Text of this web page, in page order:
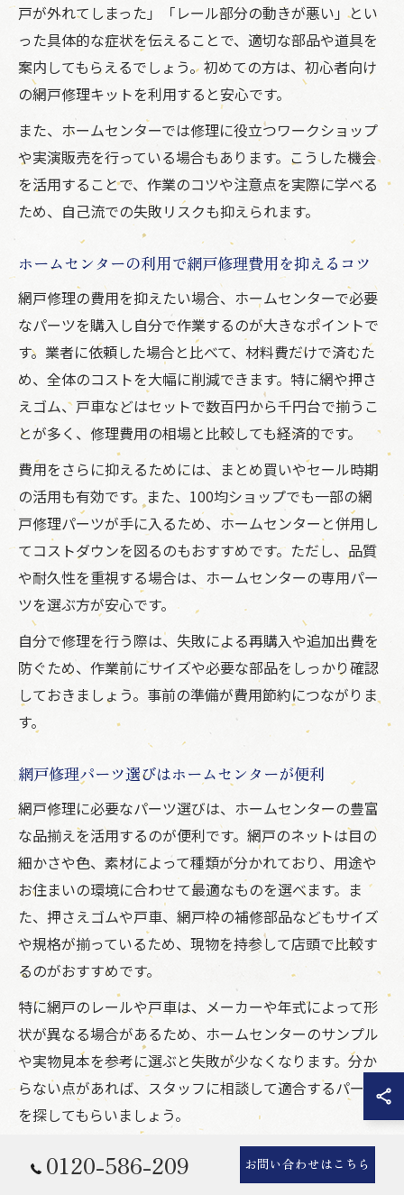
戸が外れてしまった」「レール部分の動きが悪い」とい
った具体的な症状を伝えることで、適切な部品や道具を
案内してもらえるでしょう。初めての方は、初心者向け
の網戸修理キットを利用すると安心です。
また、ホームセンターでは修理に役立つワークショップ
や実演販売を行っている場合もあります。こうした機会
を活用することで、作業のコツや注意点を実際に学べる
ため、自己流での失敗リスクも抑えられます。
ホームセンターの利用で網戸修理費用を抑えるコツ
網戸修理の費用を抑えたい場合、ホームセンターで必要
なパーツを購入し自分で作業するのが大きなポイントで
す。業者に依頼した場合と比べて、材料費だけで済むた
め、全体のコストを大幅に削減できます。特に網や押さ
えゴム、戸車などはセットで数百円から千円台で揃うこ
とが多く、修理費用の相場と比較しても経済的です。
費用をさらに抑えるためには、まとめ買いやセール時期
の活用も有効です。また、100均ショップでも一部の網
戸修理パーツが手に入るため、ホームセンターと併用し
てコストダウンを図るのもおすすめです。ただし、品質
や耐久性を重視する場合は、ホームセンターの専用パー
ツを選ぶ方が安心です。
自分で修理を行う際は、失敗による再購入や追加出費を
防ぐため、作業前にサイズや必要な部品をしっかり確認
しておきましょう。事前の準備が費用節約につながりま
す。
網戸修理パーツ選びはホームセンターが便利
網戸修理に必要なパーツ選びは、ホームセンターの豊富
な品揃えを活用するのが便利です。網戸のネットは目の
細かさや色、素材によって種類が分かれており、用途や
お住まいの環境に合わせて最適なものを選べます。ま
た、押さえゴムや戸車、網戸枠の補修部品などもサイズ
や規格が揃っているため、現物を持参して店頭で比較す
るのがおすすめです。
特に網戸のレールや戸車は、メーカーや年式によって形
状が異なる場合があるため、ホームセンターのサンプル
や実物見本を参考に選ぶと失敗が少なくなります。分か
らない点があれば、スタッフに相談して適合するパーツ
を探してもらいましょう。
初心者の方は「網戸修理セット」や「張替えキット」な
ど、必要な部材がまとめて入った商品を選ぶと、必要な
0120-586-209 お問い合わせはこちら